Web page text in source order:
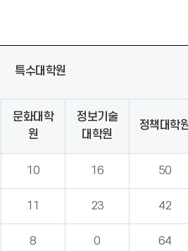
특수대학원
문화대학
원
정보기술
대학원
정책대학
10 16 50
11 23 42
8 0 64